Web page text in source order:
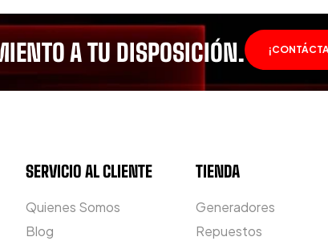
A TU DISPOSICIÓN.
SERVICIO AL CLIENTE
Quienes Somos
Blog
TIENDA
Generadores
Repuestos